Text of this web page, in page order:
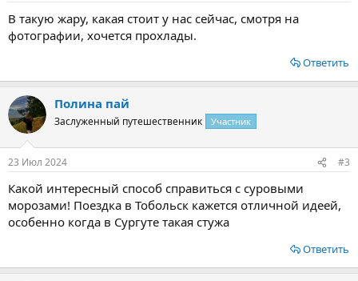
В такую жару, какая стоит у нас сейчас, смотря на
фотографии, хочется прохлады.
Ответить
Полина пай
Заслуженный путешественник Участник
23 Июл 2024 #3
Какой интересный способ справиться с суровыми
морозами! Поездка в Тобольск кажется отличной идеей,
особенно когда в Сургуте такая стужа
Ответить